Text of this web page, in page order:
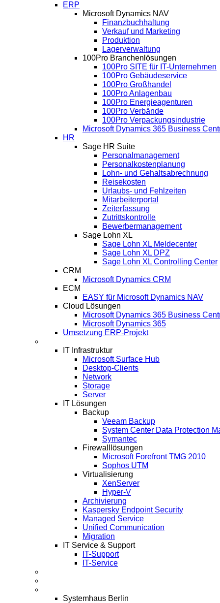
ERP
Microsoft Dynamics NAV
Finanzbuchhaltung
Verkauf und Marketing
Produktion
Lagerverwaltung
100Pro Branchenlösungen
100Pro SITE für IT-Unternehmen
100Pro Gebäudeservice
100Pro Großhandel
100Pro Anlagenbau
100Pro Energieagenturen
100Pro Verbände
100Pro Verpackungsindustrie
Microsoft Dynamics 365 Business
HR
Sage HR Suite
Personalmanagement
Personalkostenplanung
Lohn- und Gehaltsabrechnung
Reisekosten
Urlaubs- und Fehlzeiten
Mitarbeiterportal
Zeiterfassung
Zutrittskontrolle
Bewerbermanagement
Sage Lohn XL
Sage Lohn XL Meldecenter
Sage Lohn XL DPZ
Sage Lohn XL Controlling Center
CRM
Microsoft Dynamics CRM
ECM
EASY für Microsoft Dynamics NAV
Cloud Lösungen
Microsoft Dynamics 365 Business
Microsoft Dynamics 365
Umsetzung ERP-Projekt
IT Infrastruktur
Microsoft Surface Hub
Desktop-Clients
Network
Storage
Server
IT Lösungen
Backup
Veeam Backup
System Center Data Protection
Symantec
Firewalllösungen
Microsoft Forefront TMG 2010
Sophos UTM
Virtualisierung
XenServer
Hyper-V
Archivierung
Kaspersky Endpoint Security
Managed Service
Unified Communication
Migration
IT Service & Support
IT-Support
IT-Service
Systemhaus Berlin